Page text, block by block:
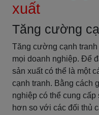
xuất
Tăng cường
Tăng cường cạnh tranh
mọi doanh nghiệp. Để
sản xuất có thể là một
cạnh tranh. Bằng cách
nghiệp có thể cung
hơn so với các đối thủ